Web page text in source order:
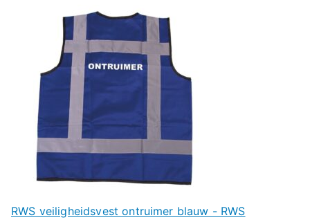
RWS veiligheidsvest ontruimer blauw - RWS